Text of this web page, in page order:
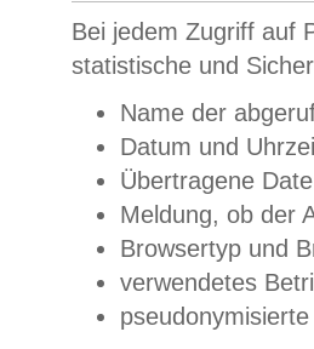
Bei jedem Zugriff auf
statistische und
Name der
Datum und
Übertragene
Meldung, ob der
Browsertyp und
verwendetes